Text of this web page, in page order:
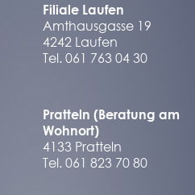
Filiale Laufen
Amthausgasse 19
4242 Laufen
Tel. 061 763 04 30
Pratteln (Beratung am
Wohnort)
4133 Pratteln
Tel. 061 823 70 80